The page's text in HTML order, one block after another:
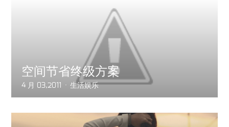
空间节省终级方案
4 月 03,2011 生活娱乐